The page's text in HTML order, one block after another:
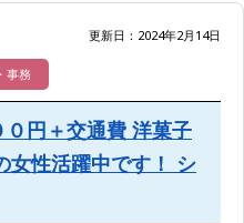
更新日：2024年2月14日
事務
０円＋交通費 洋菓子
女性活躍中です！ シ